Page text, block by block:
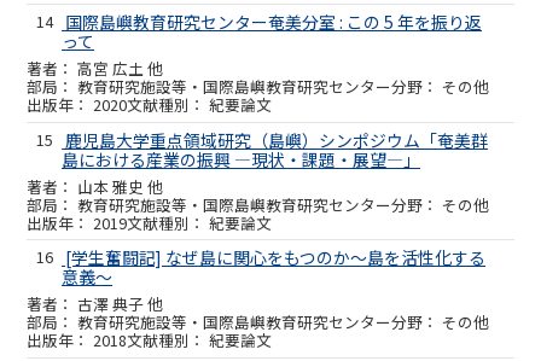
14 国際島嶼教育研究センター奄美分室 : この 5 年を振り返
って
高宮 広土 他
教育研究施設等・国際島嶼教育研究センター その他
2020
紀要論文
15
鹿児島大学重点領域研究（島嶼）シンポジウム「奄美群
島における産業の振興 ―現状・課題・展望―」
山本 雅史 他
教育研究施設等・国際島嶼教育研究センター その他
2019
紀要論文
16 [学生奮闘記] なぜ島に関心をもつのか～島を活性化する
意義～
古澤 典子 他
教育研究施設等・国際島嶼教育研究センター その他
2018
紀要論文